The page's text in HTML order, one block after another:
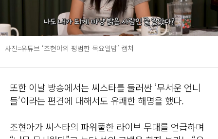
사진=유튜브 ‘조현아의 평범한 목요일밤’ 캡처
또한 이날 방송에서는 씨스타를 둘러싼 ‘무서운 언니
들’이라는 편견에 대해서도 유쾌한 해명을 했다.
조현아가 씨스타의 파워풀한 라이브 무대를 언급하며